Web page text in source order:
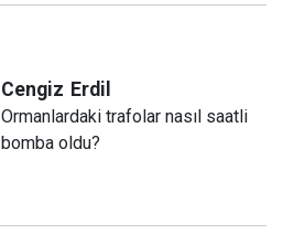
Cengiz Erdil
Ormanlardaki trafolar nasıl saatli
bomba oldu?